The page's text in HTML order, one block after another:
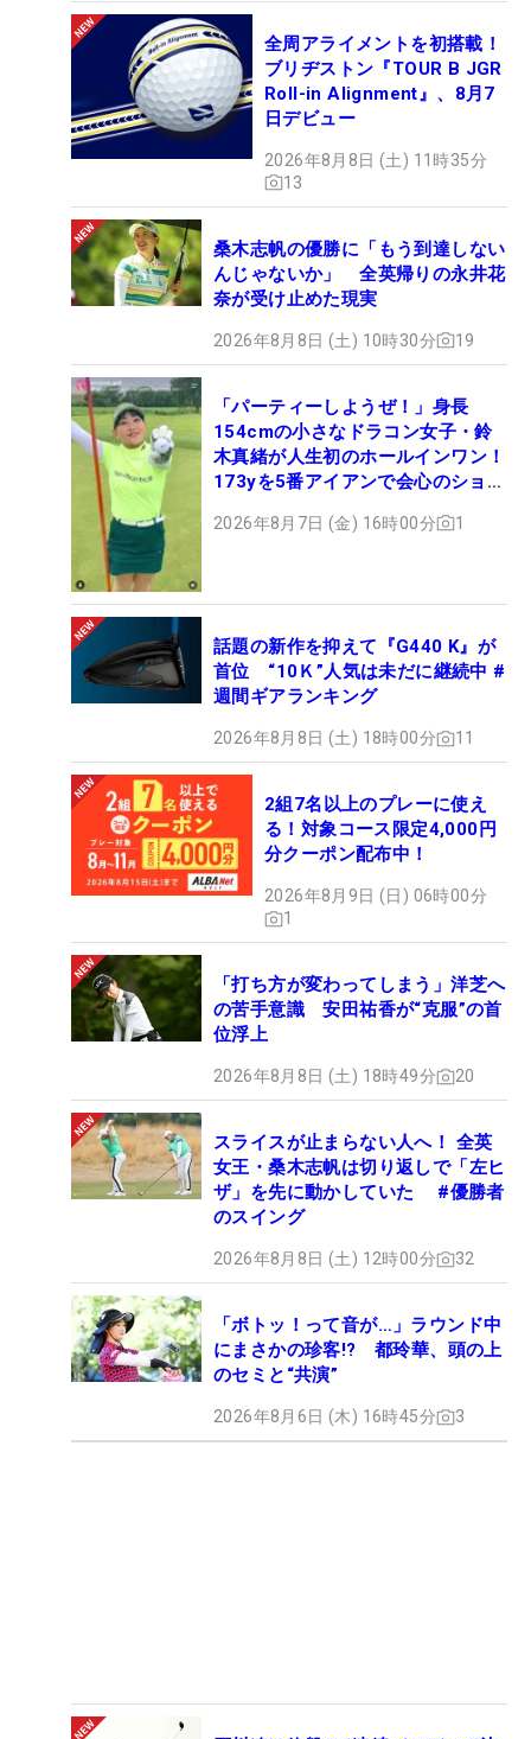
全周アライメントを初搭載！
ブリヂストン『TOUR B JGR
Roll-in Alignment』、8月7
日デビュー
2026年8月8日 (土) 11時35分
13
桑木志帆の優勝に「もう到達しない
んじゃないか」 全英帰りの永井花
奈が受け止めた現実
2026年8月8日 (土) 10時30分 19
「パーティーしようぜ！」身長
154cmの小さなドラコン女子・鈴
木真緒が人生初のホールインワン！
173yを5番アイアンで会心のショッ
2026年8月7日 (金) 16時00分 1
話題の新作を抑えて『G440 K』が
首位 “10Ｋ”人気は未だに継続中 #
週間ギアランキング
2026年8月8日 (土) 18時00分 11
2組7名以上のプレーに使え
る！対象コース限定4,000円
分クーポン配布中！
2026年8月9日 (日) 06時00分
1
「打ち方が変わってしまう」洋芝へ
の苦手意識 安田祐香が“克服”の首
位浮上
2026年8月8日 (土) 18時49分 20
スライスが止まらない人へ！ 全英
女王・桑木志帆は切り返しで「左ヒ
ザ」を先に動かしていた #優勝者
のスイング
2026年8月8日 (土) 12時00分 32
「ボトッ！って音が…」ラウンド中
にまさかの珍客!? 都玲華、頭の上
のセミと“共演”
2026年8月6日 (木) 16時45分 3